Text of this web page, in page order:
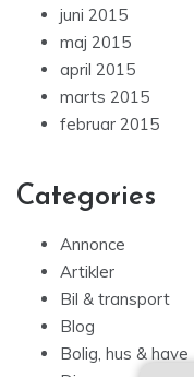
juni 2015
maj 2015
april 2015
marts 2015
februar 2015
Categories
Annonce
Artikler
Bil & transport
Blog
Bolig, hus & have